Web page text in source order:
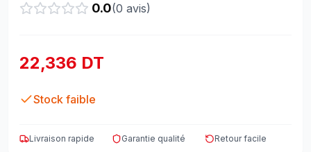
0.0(0 avis)
22,336 DT
Stock faible
Livraison rapide Garantie qualité Retour facile